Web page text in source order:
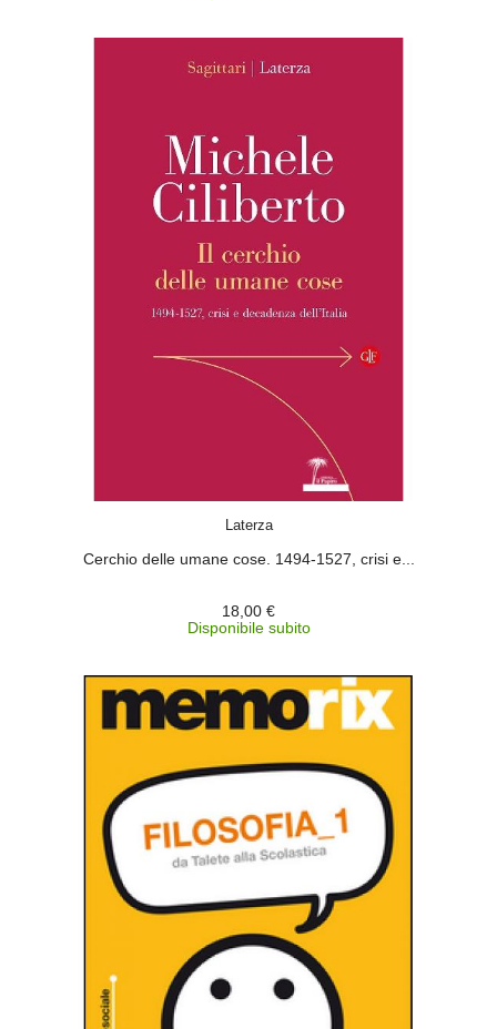
Laterza
Cerchio delle umane cose. 1494-1527, crisi e...
18,00 €
Disponibile subito